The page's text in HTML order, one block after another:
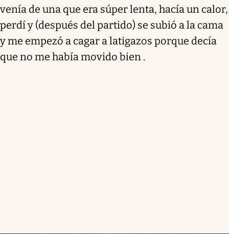
venía de una que era súper lenta, hacía un calor,
perdí y (después del partido) se subió a la cama
y me empezó a cagar a latigazos porque decía
que no me había movido bien .